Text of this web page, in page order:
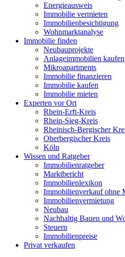
Energieausweis
Immobilie vermieten
Immobilienbesichtigung
Wohnmarktanalyse
Immobilie finden
Neubauprojekte
Anlageimmobilien kaufen
Mikroapartments
Immobilie finanzieren
Immobilie kaufen
Immobilie mieten
Experten vor Ort
Rhein-Erft-Kreis
Rhein-Sieg-Kreis
Rheinisch-Bergischer
Oberbergischer Kreis
Köln
Wissen und Ratgeber
Immobilienratgeber
Marktbericht
Immobilienlexikon
Immobilienverkauf ohne
Immobilienvermietung
Neubau
Nachhaltig Bauen und
Steuern
Immobilienpreise
Privat verkaufen